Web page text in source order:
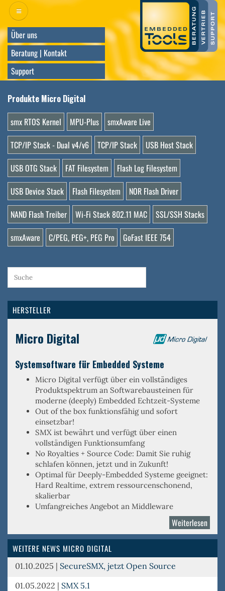
Direkt
zum
InhaltÜber uns
Beratung | Kontakt
Support
Produkte Micro Digital
smx RTOS Kernel
MPU-Plus
smxAware Live
TCP/IP Stack - Dual v4/v6
TCP/IP Stack
USB Host Stack
USB OTG Stack
FAT Filesystem
Flash Log Filesystem
USB Device Stack
Flash Filesystem
NOR Flash Driver
NAND Flash Treiber
Wi-Fi Stack 802.11 MAC
SSL/SSH Stacks
smxAware
C/PEG, PEG+, PEG Pro GoFast IEEE 754
HERSTELLER
Micro Digital
Systemsoftware für Embedded Systeme
Micro Digital verfügt über ein vollständiges
Produktspektrum an Softwarebausteinen für
moderne (deeply) Embedded Echtzeit-Systeme
Out of the box funktionsfähig und sofort
einsetzbar!
SMX ist bewährt und verfügt über einen
vollständigen Funktionsumfang
No Royalties + Source Code: Damit Sie ruhig
schlafen können, jetzt und in Zukunft!
Optimal für Deeply-Embedded Systeme geeignet:
Hard Realtime, extrem ressourcenschonend,
skalierbar
Umfangreiches Angebot an Middleware
Weiterlesen
Micro
WEITERE NEWS MICRO DIGITAL
01.10.2025 | SecureSMX, jetzt Open Source
01.05.2022 | SMX 5.1